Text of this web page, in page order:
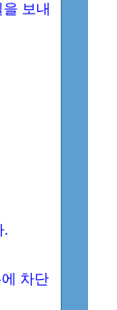
보내
.
차단